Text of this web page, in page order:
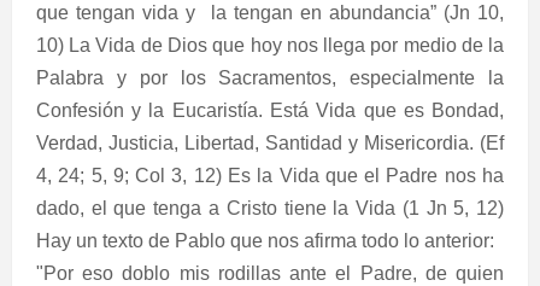
que tengan vida y
la tengan en abundancia” (Jn 10,
10) La Vida de Dios que hoy nos llega por medio de la
Palabra y por los Sacramentos, especialmente la
Confesión y la Eucaristía. Está Vida que es Bondad,
Verdad, Justicia, Libertad, Santidad y Misericordia. (Ef
4, 24; 5, 9; Col 3, 12) Es la Vida que el Padre nos ha
dado, el que tenga a Cristo tiene la Vida (1 Jn 5, 12)
Hay un texto de Pablo que nos afirma todo lo anterior:
"Por eso doblo mis rodillas ante el Padre, de quien